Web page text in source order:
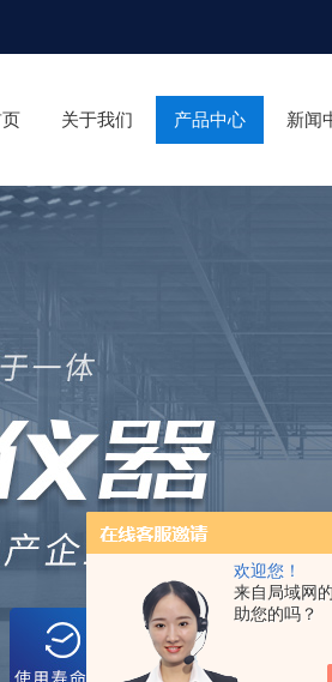
欢迎您！
来自局域网
助您的吗？
关于我们 产品中心 新闻